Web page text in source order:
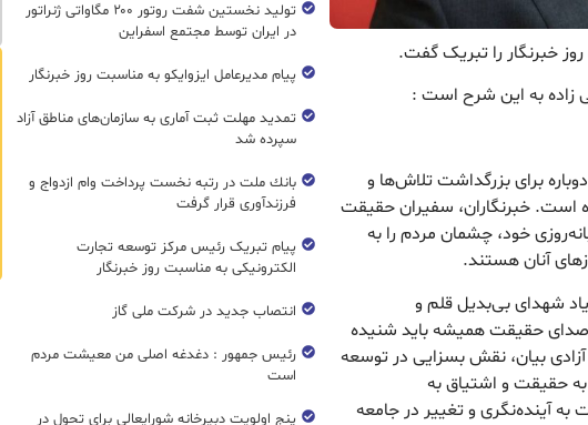
خبرنگار را تبریک گفت.
زاده به این شرح است :
فرصتی دوباره برای بزرگداشت تلاش‌ها و
است. خبرنگاران، سفیران حقیقت
خود، چشمان مردم را به
آنان هستند.
شهدای بی‌بدیل قلم و
صدای حقیقت همیشه باید شنیده
بیان، نقش بسزایی در توسعه
حقیقت و اشتیاق به
به آینده‌نگری و تغییر در جامعه
تولید نخستین شفت روتور ۲۰۰ مگاواتی ژنراتور
در ایران توسط مجتمع اسفراین
پیام مدیرعامل ایزوایکو به مناسبت روز خبرنگار
تمدید مهلت ثبت آماری به سازمان‌های مناطق آزاد
سپرده شد
بانك ملت در رتبه نخست پرداخت وام ازدواج و
فرزندآوری قرار گرفت
پیام تبریک رئیس مرکز توسعه تجارت
الکترونیکی به مناسبت روز خبرنگار
انتصاب جدید در شرکت ملی گاز
رئیس جمهور : دغدغه اصلی من معیشت مردم
است
پنج اولویت دبیرخانه شورایعالی برای تحول در